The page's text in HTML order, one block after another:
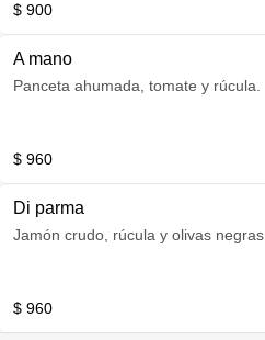
$ 900
A mano
Panceta ahumada, tomate y rúcula.
$ 960
Di parma
Jamón crudo, rúcula y olivas negras.
$ 960